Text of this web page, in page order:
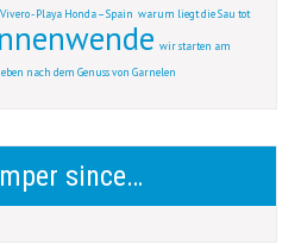
- Playa Honda – Spain warum liegt die Sau tot
wir starten am
nach dem Genuss von Garnelen
since…